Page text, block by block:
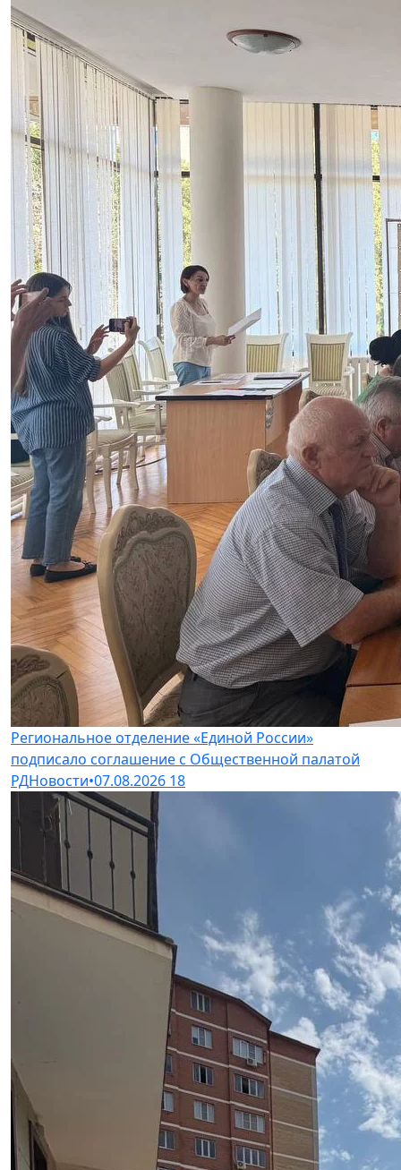
Региональное отделение «Единой России»
подписало соглашение с Общественной палатой
РДНовости•07.08.2026 18